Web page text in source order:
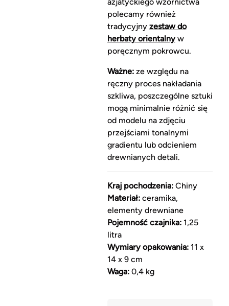
azjatyckiego wzornictwa
polecamy również
tradycyjny zestaw do
herbaty orientalnyw
poręcznym pokrowcu.
Ważne:ze względu na
ręczny proces nakładania
szkliwa, poszczególne sztuki
mogą minimalnie różnić się
od modelu na zdjęciu
przejściami tonalnymi
gradientu lub odcieniem
drewnianych detali.
Kraj pochodzenia:Chiny
Materiał:ceramika,
elementy drewniane
Pojemność czajnika:1,25
litra
Wymiary opakowania:11 x
14 x 9 cm
Waga:0,4 kg